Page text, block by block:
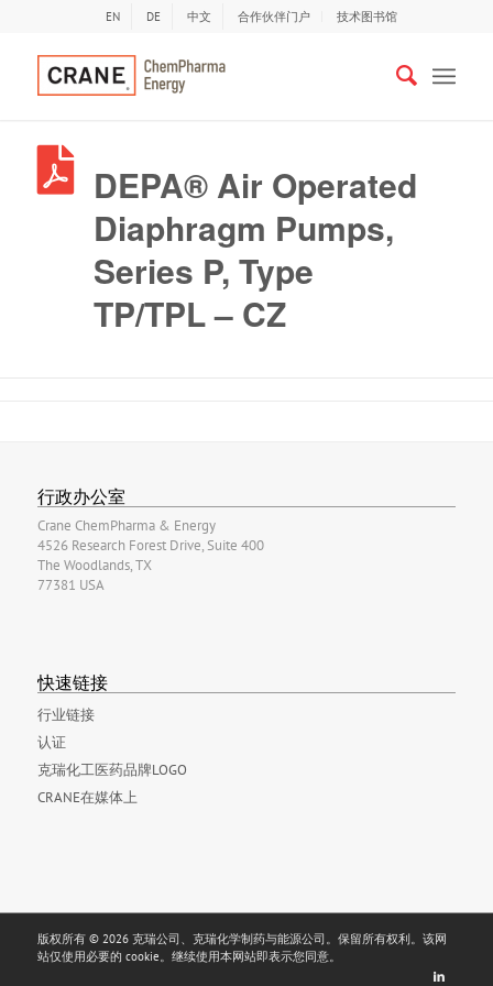
EN DE 中文 合作伙伴门户 技术图书馆
DEPA® Air Operated
Diaphragm Pumps,
Series P, Type
TP/TPL – CZ
行政办公室
Crane ChemPharma & Energy
4526 Research Forest Drive, Suite 400
The Woodlands, TX
77381 USA
快速链接
行业链接
认证
克瑞化工医药品牌LOGO
CRANE在媒体上
版权所有 © 2026 克瑞公司、克瑞化学制药与能源公司。保留所有权利。该网
站仅使用必要的 cookie。继续使用本网站即表示您同意。